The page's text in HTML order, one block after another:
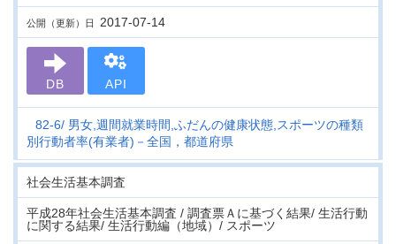
公開（更新）日 2017-07-14
DB API
82-6
男女,週間就業時間,ふだんの健康状態,スポーツの種類
別行動者率(有業者)－全国，都道府県
社会生活基本調査
平成28年社会生活基本調査 / 調査票Ａに基づく結果/ 生活行動
に関する結果/ 生活行動編（地域）/ スポーツ